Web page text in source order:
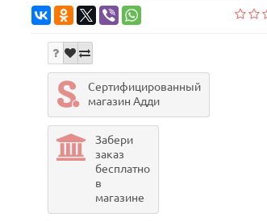
Сертифицированный
магазин Адди
Забери
заказ
бесплатно
в
магазине